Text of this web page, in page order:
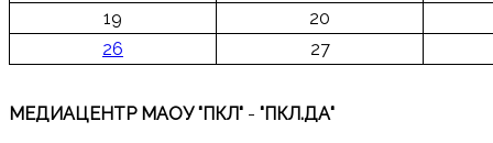
19
20
26
27
МЕДИАЦЕНТР МАОУ "ПКЛ" - "ПКЛ.ДА"